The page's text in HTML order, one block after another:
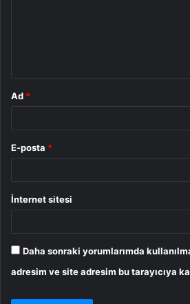
Ad *
E-posta *
İnternet sitesi
Daha sonraki yorumlarımda
adresim ve site adresim bu tarayıcıya